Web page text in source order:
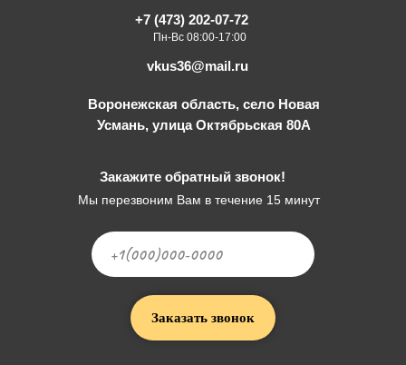
+7 (473) 202-07-72
Пн-Вс 08:00-17:00
vkus36@mail.ru
Воронежская область, село Новая
Усмань, улица Октябрьская 80А
Закажите обратный звонок!
Мы перезвоним Вам в течение 15 минут
Заказать звонок